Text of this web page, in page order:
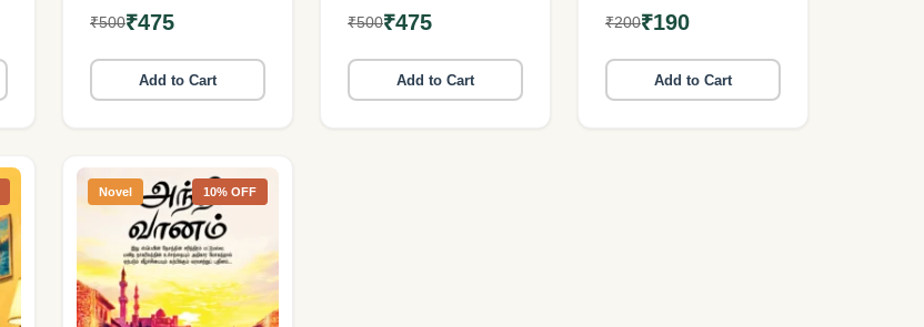
தீட்சண்யா
சிறுகதைகள்
(பாகம் 2)
₹500₹475
Add to Cart
தீட்சண்யா
சிறுகதைகள்
(பாகம் 1)
₹500₹475
Add to Cart
₹200₹190
Add to Cart
Novel 10% OFF